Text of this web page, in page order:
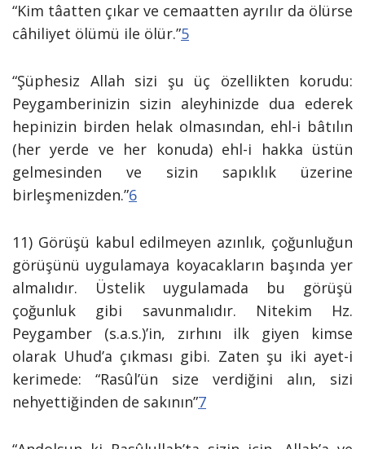
“Kim tâatten çıkar ve cemaatten ayrılır da ölürse
câhiliyet ölümü ile ölür.”5
“Şüphesiz Allah sizi şu üç özellikten korudu:
Peygamberinizin sizin aleyhinizde dua ederek
hepinizin birden helak olmasından, ehl-i bâtılın
(her yerde ve her konuda) ehl-i hakka üstün
gelmesinden ve sizin sapıklık üzerine
birleşmenizden.”6
11) Görüşü kabul edilmeyen azınlık, çoğunluğun
görüşünü uygulamaya koyacakların başında yer
almalıdır. Üstelik uygulamada bu görüşü
çoğunluk gibi savunmalıdır. Nitekim Hz.
Peygamber (s.a.s.)’in, zırhını ilk giyen kimse
olarak Uhud’a çıkması gibi. Zaten şu iki ayet-i
kerimede: “Rasûl’ün size verdiğini alın, sizi
nehyettiğinden de sakının”7